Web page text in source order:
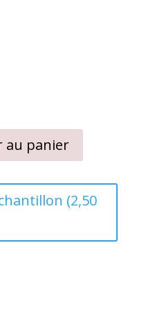
au panier
(2,50